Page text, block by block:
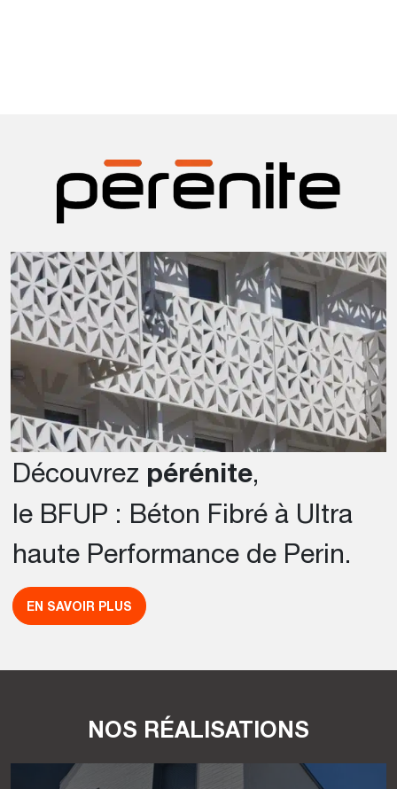
Découvrez pérénite,
le BFUP : Béton Fibré à Ultra
haute Performance de Perin.
EN SAVOIR PLUS
NOS RÉALISATIONS